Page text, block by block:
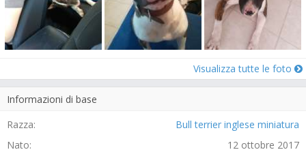
Visualizza tutte le foto
Informazioni di base
Razza:
Bull terrier inglese miniatura
Nato:
12 ottobre 2017